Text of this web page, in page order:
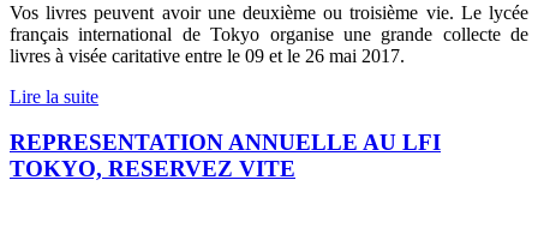
Vos livres peuvent avoir une deuxième ou troisième vie. Le lycée
français international de Tokyo organise une grande collecte de
livres à visée caritative entre le 09 et le 26 mai 2017.
Lire la suite
REPRESENTATION ANNUELLE AU LFI
TOKYO, RESERVEZ VITE